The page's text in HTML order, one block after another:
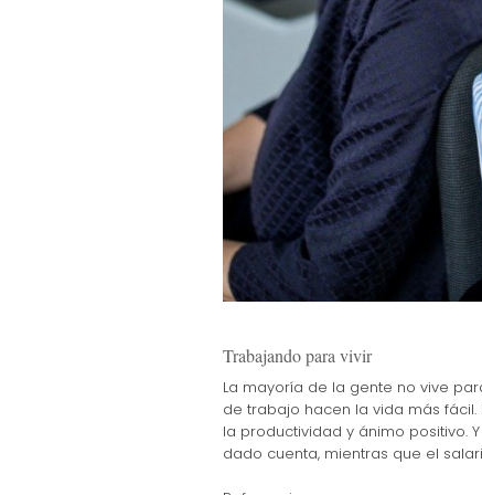
Trabajando para vivir
La mayoría de la gente no vive
de trabajo hacen la vida más
la productividad y ánimo positivo.
dado cuenta, mientras que el